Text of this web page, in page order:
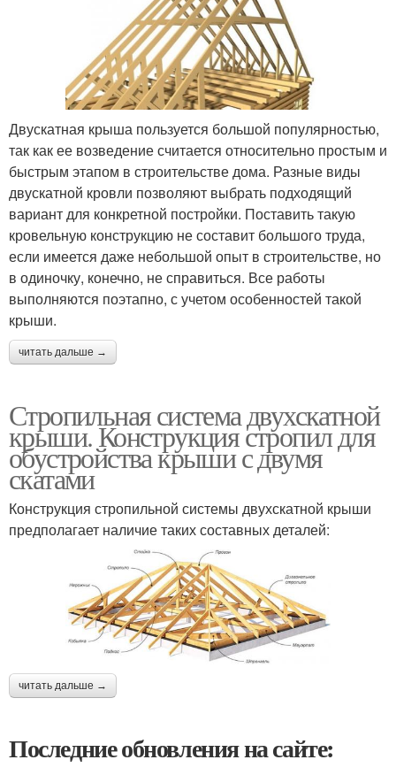
Двускатная крыша пользуется большой популярностью,
так как ее возведение считается относительно простым и
быстрым этапом в строительстве дома. Разные виды
двускатной кровли позволяют выбрать подходящий
вариант для конкретной постройки. Поставить такую
кровельную конструкцию не составит большого труда,
если имеется даже небольшой опыт в строительстве, но
в одиночку, конечно, не справиться. Все работы
выполняются поэтапно, с учетом особенностей такой
крыши.
читать дальше →
Стропильная система двухскатной
крыши. Конструкция стропил для
обустройства крыши с двумя
скатами
Конструкция стропильной системы двухскатной крыши
предполагает наличие таких составных деталей:
читать дальше →
Последние обновления на сайте: